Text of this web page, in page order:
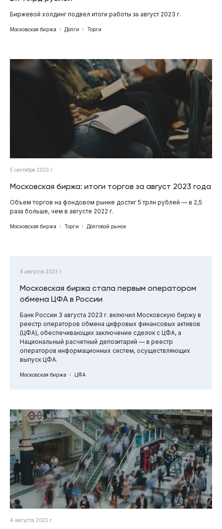
Биржевой холдинг подвел итоги работы за август 2023 г.
Московская биржа Долги Торги
5 сентября 2023 г.
Московская биржа: итоги торгов за август 2023 года
Объем торгов на фондовом рынке достиг 5 трлн рублей — в 2,5
раза больше, чем в августе 2022 г.
Московская биржа Торги Долговой рынок
4 августа 2023 г.
Московская биржа стала первым оператором
обмена ЦФА в России
Банк России 3 августа 2023 г. включил Московскую биржу в
реестр операторов обмена цифровых финансовых активов
(ЦФА), обеспечивающих заключение сделок с ЦФА, а
Национальный расчетный депозитарий — в реестр
операторов информационных систем, осуществляющих
выпуск ЦФА.
Московская биржа ЦФА
4 августа 2023 г.